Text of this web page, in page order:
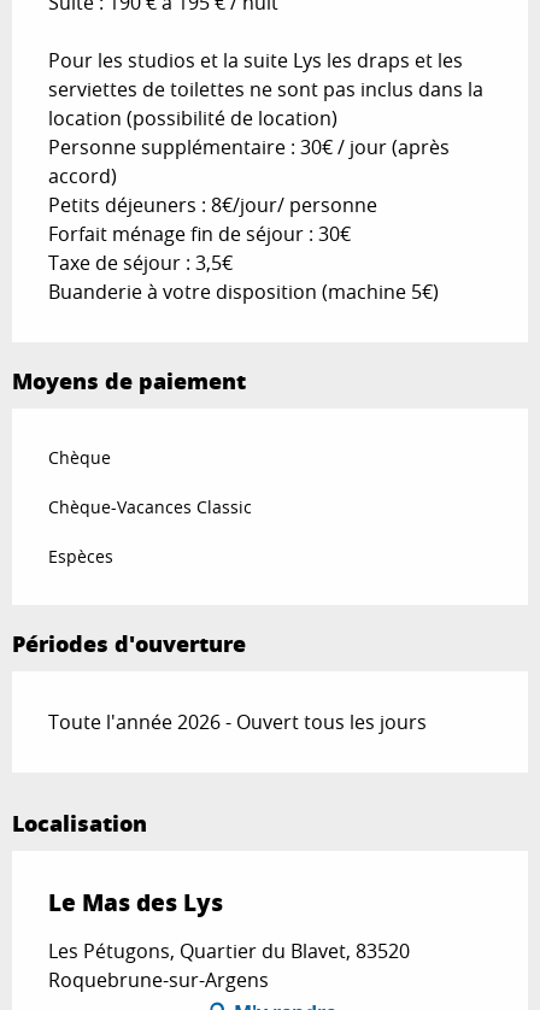
Pour les studios et la suite Lys les draps et les
serviettes de toilettes ne sont pas inclus dans la
location (possibilité de location)
Personne supplémentaire : 30€ / jour (après
accord)
Petits déjeuners : 8€/jour/ personne
Forfait ménage fin de séjour : 30€
Taxe de séjour : 3,5€
Buanderie à votre disposition (machine 5€)
Moyens de paiement
Chèque
Chèque-Vacances Classic
Espèces
Périodes d'ouverture
Toute l'année 2026 - Ouvert tous les jours
Localisation
Le Mas des Lys
Les Pétugons, Quartier du Blavet, 83520
Roquebrune-sur-Argens